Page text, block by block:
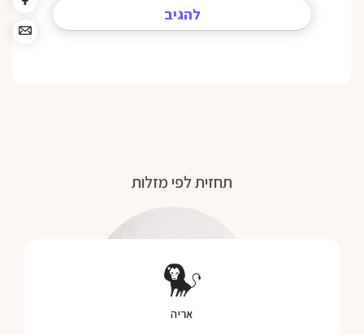
תחזית לפי מזלות
אריה